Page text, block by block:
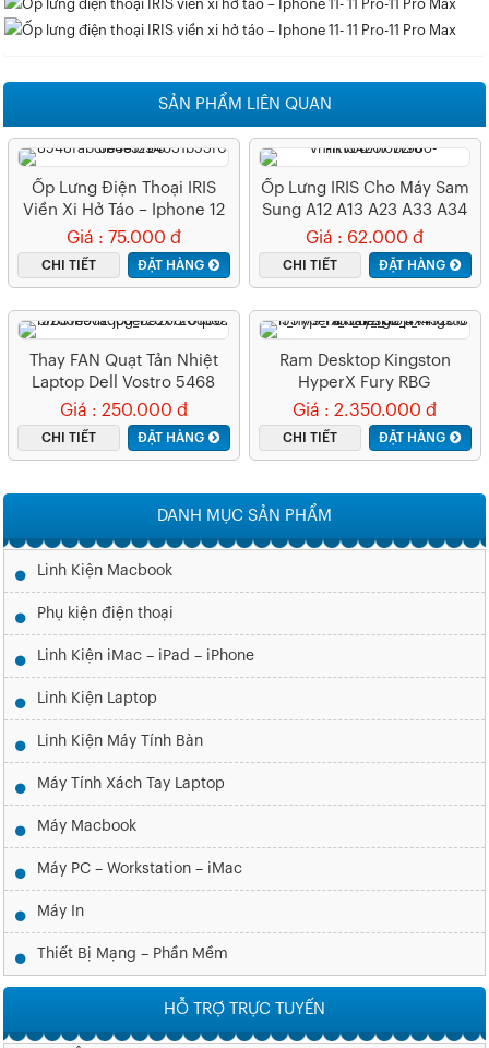
SẢN PHẨM LIÊN QUAN
Ốp Lưng Điện Thoại IRIS
Viền Xi Hở Táo – Iphone 12
Pro Max
Giá : 75.000 đ
CHI TIẾT ĐẶT HÀNG
Ốp Lưng IRIS Cho Máy Sam
Sung A12 A13 A23 A33 A34
A53 A73 Lưng Trong Viền
Màu
Giá : 62.000 đ
CHI TIẾT ĐẶT HÀNG
Thay FAN Quạt Tản Nhiệt
Laptop Dell Vostro 5468
5568 V5568 V5468
Giá : 250.000 đ
CHI TIẾT ĐẶT HÀNG
Ram Desktop Kingston
HyperX Fury RBG
(HX432C16FB3AK2/16 )
16GB (2x8GB) DDR4
3200Mhz
Giá : 2.350.000 đ
CHI TIẾT ĐẶT HÀNG
DANH MỤC SẢN PHẨM
Linh Kiện Macbook
Phụ kiện điện thoại
Linh Kiện iMac – iPad – iPhone
Linh Kiện Laptop
Linh Kiện Máy Tính Bàn
Máy Tính Xách Tay Laptop
Máy Macbook
Máy PC – Workstation – iMac
Máy In
Thiết Bị Mạng – Phần Mềm
HỖ TRỢ TRỰC TUYẾN